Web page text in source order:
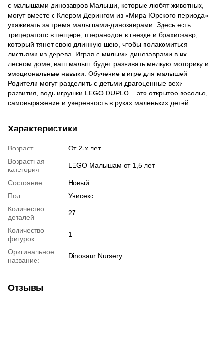
с малышами динозавров Малыши, которые любят животных,
могут вместе с Клером Дерингом из «Мира Юрского периода»
ухаживать за тремя малышами-динозаврами. Здесь есть
трицератопс в пещере, птеранодон в гнезде и брахиозавр,
который тянет свою длинную шею, чтобы полакомиться
листьями из дерева. Играя с милыми динозаврами в их
лесном доме, ваш малыш будет развивать мелкую моторику и
эмоциональные навыки. Обучение в игре для малышей
Родители могут разделить с детьми драгоценные вехи
развития, ведь игрушки LEGO DUPLO – это открытое веселье,
самовыражение и уверенность в руках маленьких детей.
Характеристики
Возраст
От 2-х лет
Возрастная
категория
LEGO Малышам от 1,5 лет
Состояние
Новый
Пол
Унисекс
Количество
деталей
27
Количество
фигурок
1
Оригинальное
название:
Dinosaur Nursery
Отзывы